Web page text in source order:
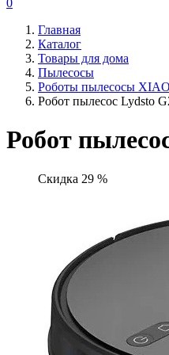
0
Главная
Каталог
Товары для дома
Пылесосы
Роботы пылесосы
Робот пылесос Lydsto
Робот
Скидка 29 %